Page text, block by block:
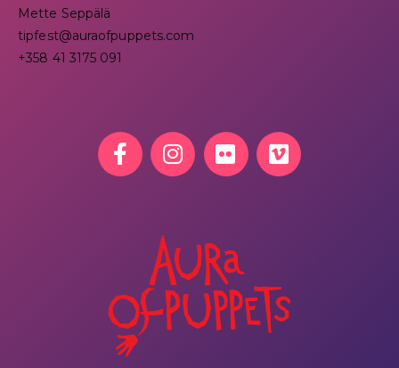
Mette Seppälä
tipfest@auraofpuppets.com
+358 41 3175 091